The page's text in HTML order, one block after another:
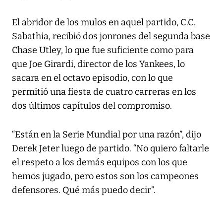
El abridor de los mulos en aquel partido, C.C.
Sabathia, recibió dos jonrones del segunda base
Chase Utley, lo que fue suficiente como para
que Joe Girardi, director de los Yankees, lo
sacara en el octavo episodio, con lo que
permitió una fiesta de cuatro carreras en los
dos últimos capítulos del compromiso.
“Están en la Serie Mundial por una razón”, dijo
Derek Jeter luego de partido. “No quiero faltarle
el respeto a los demás equipos con los que
hemos jugado, pero estos son los campeones
defensores. Qué más puedo decir”.